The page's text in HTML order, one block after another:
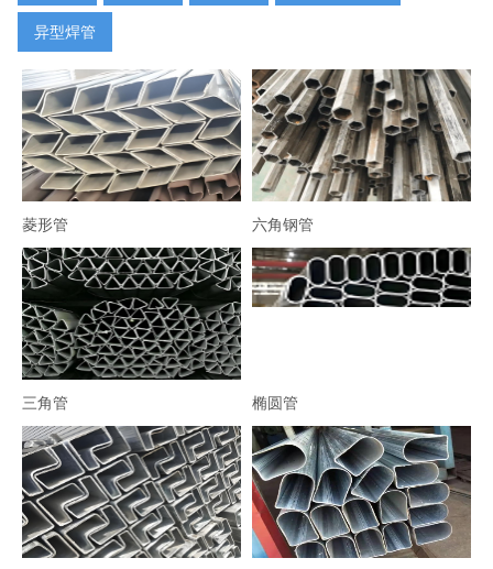
异型焊管
菱形管 六角钢管
三角管 椭圆管